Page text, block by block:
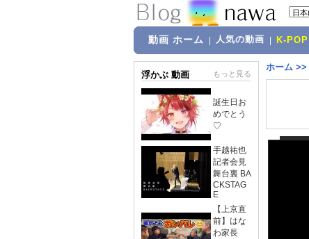
動画 ホーム 人気の動画 K-POP
浮かぶ 動画 もっと見る
誕生日お
めでとう
♡
手越祐也
記者会見
舞台裏 BA
CKSTAG
E
【上京直
前】はな
わ家長
ホーム >>